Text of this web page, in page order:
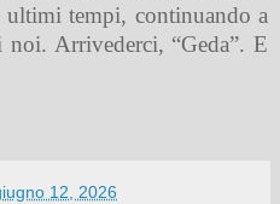
tempi, continuando a
noi. Arrivederci, “Geda”. E
12, 2026